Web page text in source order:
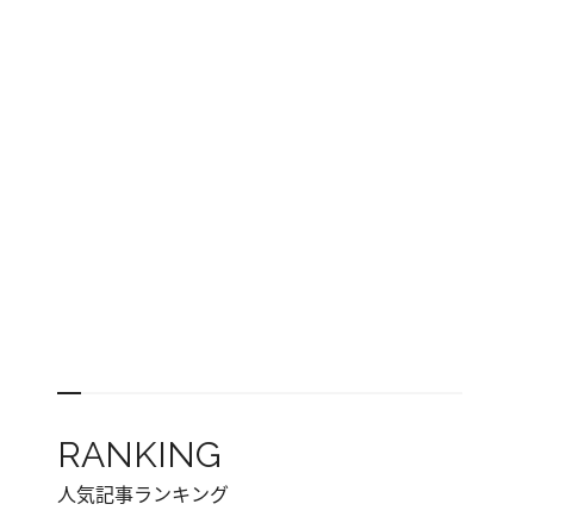
RANKING
人気記事ランキング